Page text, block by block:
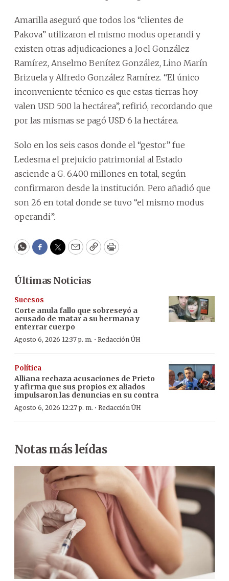
Amarilla aseguró que todos los “clientes de
Pakova” utilizaron el mismo modus operandi y
existen otras adjudicaciones a Joel González
Ramírez, Anselmo Benítez González, Lino Marín
Brizuela y Alfredo González Ramírez. “El único
inconveniente técnico es que estas tierras hoy
valen USD 500 la hectárea”, refirió, recordando que
por las mismas se pagó USD 6 la hectárea.
Solo en los seis casos donde el “gestor” fue
Ledesma el prejuicio patrimonial al Estado
asciende a G. 6.400 millones en total, según
confirmaron desde la institución. Pero añadió que
son 26 en total donde se tuvo “el mismo modus
operandi”.
WhatsApp
Facebook
Twitter
EmailCopyPrint
Últimas Noticias
Sucesos
Corte anula fallo que sobreseyó a
acusado de matar a su hermana y
enterrar cuerpo
Agosto 6, 2026 12:37 p. m. · Redacción ÚH
Política
Alliana rechaza acusaciones de Prieto
y afirma que sus propios ex aliados
impulsaron las denuncias en su contra
Agosto 6, 2026 12:27 p. m. · Redacción ÚH
Notas más leídas